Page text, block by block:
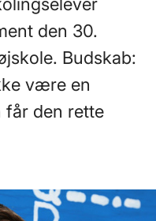
den 30.
Budskab:
være en
den rette